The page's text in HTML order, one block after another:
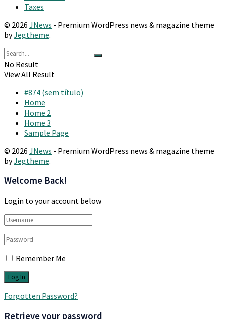
Taxes
© 2026 JNews - Premium WordPress news & magazine theme
byJegtheme.
No Result
View All Result
#874 (sem título)
Home
Home 2
Home 3
Sample Page
© 2026 JNews - Premium WordPress news & magazine theme
byJegtheme.
Welcome Back!
Login to your account below
Remember Me
Forgotten Password?
Retrieve your password